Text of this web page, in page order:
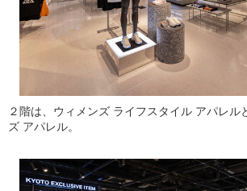
２階は、ウィメンズ ライフスタイル アパレル
ズ アパレル。